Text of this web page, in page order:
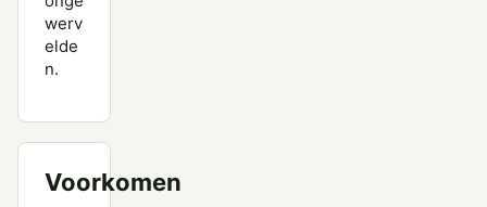
werv
elde
n.
Voorkomen